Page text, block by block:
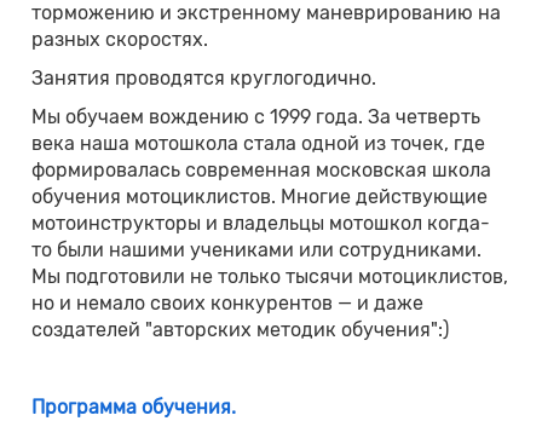
торможению и экстренному маневрированию на
разных скоростях.
Занятия проводятся круглогодично.
Мы обучаем вождению с 1999 года. За четверть
века наша мотошкола стала одной из точек, где
формировалась современная московская школа
обучения мотоциклистов. Многие действующие
мотоинструкторы и владельцы мотошкол когда-
то были нашими учениками или сотрудниками.
Мы подготовили не только тысячи мотоциклистов,
но и немало своих конкурентов — и даже
создателей "авторских методик обучения":)
Программа обучения.